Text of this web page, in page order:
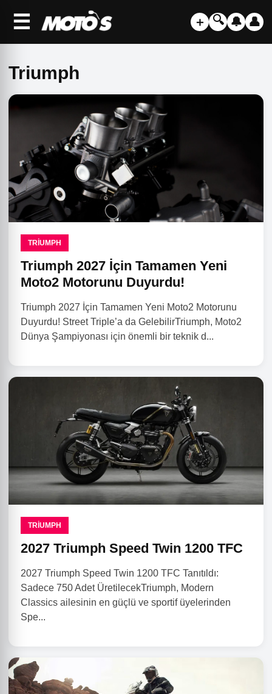
☰ ＋ 🔍 🔔 👤
Triumph
TRIUMPH
Triumph 2027 İçin Tamamen Yeni
Moto2 Motorunu Duyurdu!
Triumph 2027 İçin Tamamen Yeni Moto2 Motorunu
Duyurdu! Street Triple’a da GelebilirTriumph, Moto2
Dünya Şampiyonası için önemli bir teknik d...
TRIUMPH
2027 Triumph Speed Twin 1200 TFC
2027 Triumph Speed Twin 1200 TFC Tanıtıldı:
Sadece 750 Adet ÜretilecekTriumph, Modern
Classics ailesinin en güçlü ve sportif üyelerinden
Spe...